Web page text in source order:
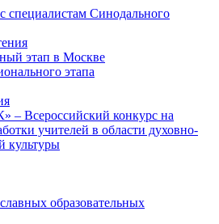
специалистам Синодального
этап в Москве
этапа
– Всероссийский конкурс на
учителей в области духовно-
культуры
образовательных